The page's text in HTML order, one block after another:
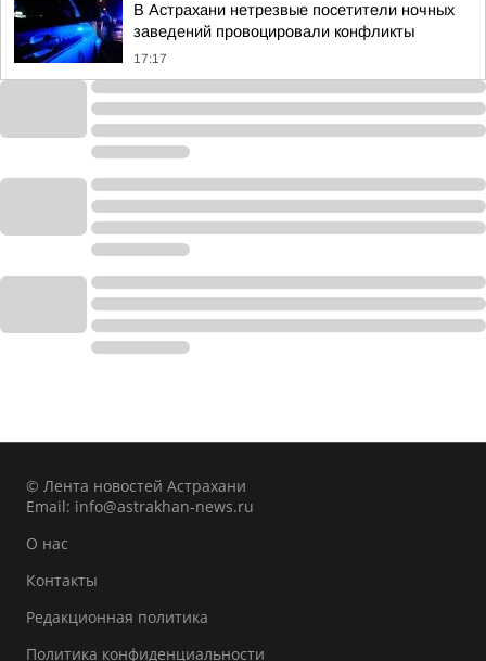
В Астрахани нетрезвые посетители ночных
заведений провоцировали конфликты
17:17
© Лента новостей Астрахани
Email: info@astrakhan-news.ru
О нас
Контакты
Редакционная политика
Политика конфиденциальности